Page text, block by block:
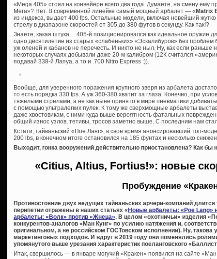
«Mega 405» стоял на конвейере всего два года. Думаете, на смену ему
Мега»? Нет. В современной линейке самый мощный арбалет — «Matrix
из индекса, выдает 400 fps. Остальные модели, включая новейший
стрелу в диапазоне скоростей от 305 до 380 футов в секунду. Как так!?
Знаете, какая штука… 405-й позиционировался как идеальное оружие
одно десятилетие из старых «слабеньких» «Эскалибуров» без проблем
уж оленей и кабанов не перечесть. И никто не ныл. Ну, как если раньше
некоторых случаях добывали даже 20-м калибром (12К считался
подавай 338-й Лапуа, а то и .700 Nitro Express :)).
Вообще, для уверенного поражения крупного зверя из арбалета
то есть порядка 330 fps. А уж 360-380 хватит за глаза. Конечно, при
тяжелыми стрелами, а не как ныне принято в мире пневматики
с помощью ультралегких пулек. К тому же сверхмощные арбалеты
даже хвостовикам, с ними куда выше вероятность фатальных
общий износ узлов, тетивы, тросов заметно выше. С последним нам
Кстати, тайваньский «Пое Ланг», в свое время анонсировавший топ-
200 lbs, в конечном итоге остановился на 185 фунтах и несколько
Выходит, гонка вооружений действительно приостановлена? Как бы
«Citius, Altius, Fortius!»: новые
Пробуждение
Противостояние двух ведущих тайваньских арчери-компаний
перипетии отражены в наших статьях « Новые арбалеты: «Poe Lang»
арбалеты: «Волк» против «Жнеца». В целом «охотничьи» изделия
конкурентов-аналогов «Ман Кунг» по усилию натяжения и,
оригинальном, а не российском ГОСТовском исполнении). Ну, такова
маркетинговых подходов. И вдруг в 2019 году они поменялись
упомянутого выше урезания характеристик поеланговского
Итак, свершилось — в январе могучий «Кракен» появился на сайте